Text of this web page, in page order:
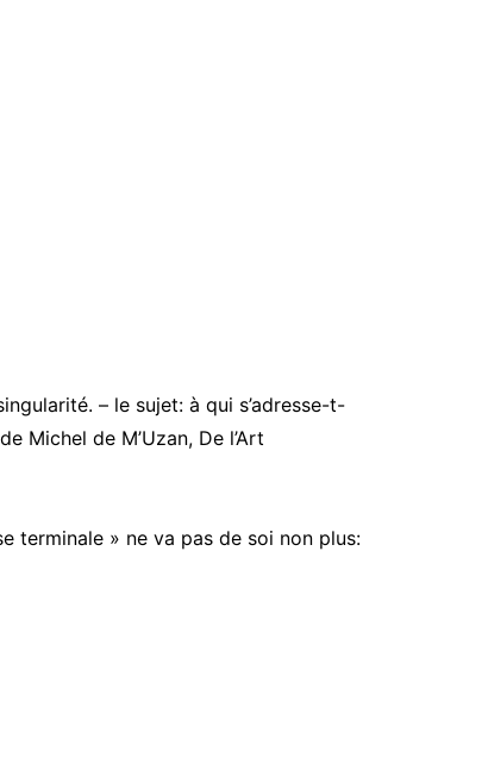
– le sujet: à qui s’adresse-t-
Michel de M’Uzan, De l’Art
terminale » ne va pas de soi non plus: